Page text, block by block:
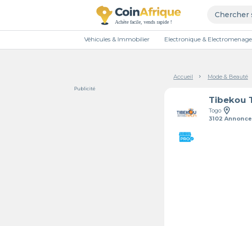
Véhicules & Immobilier Electronique &
Accueil Mode & Beauté
Publicité
Tibekou
Togo
3102